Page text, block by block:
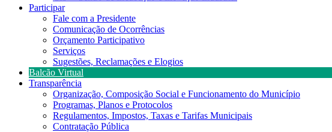
Participar
Fale com a Presidente
Comunicação de Ocorrências
Orçamento Participativo
Serviços
Sugestões, Reclamações e Elogios
Balcão Virtual
Transparência
Organização, Composição Social e Funcionamento do Município
Programas, Planos e Protocolos
Regulamentos, Impostos, Taxas e Tarifas Municipais
Contratação Pública